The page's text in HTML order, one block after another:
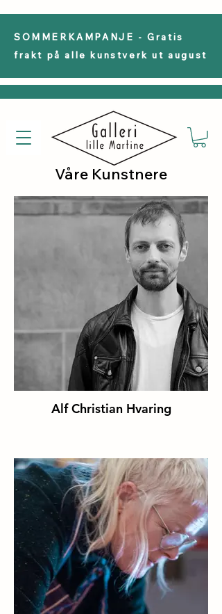
SOMMERKAMPANJE - Gratis
frakt på alle kunstverk ut august
Våre Kunstnere
Alf Christian Hvaring